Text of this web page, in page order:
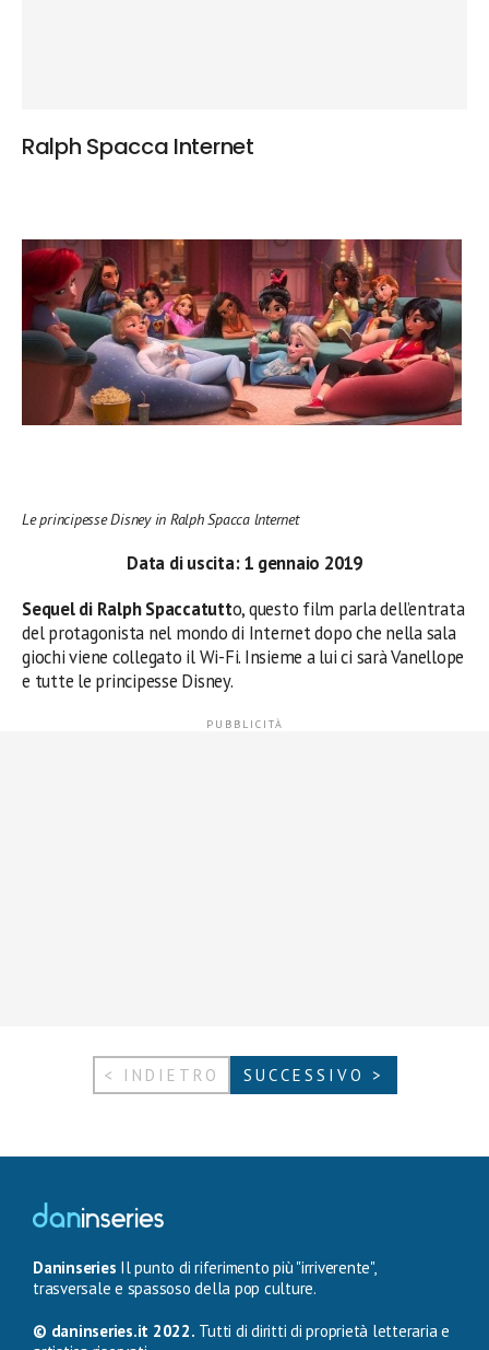
Ralph Spacca Internet
Le principesse Disney in Ralph Spacca lnternet
Data di uscita: 1 gennaio 2019
Sequel di Ralph Spaccatutto, questo film parla dell’entrata
del protagonista nel mondo di Internet dopo che nella sala
giochi viene collegato il Wi-Fi. Insieme a lui ci sarà Vanellope
e tutte le principesse Disney.
< INDIETRO SUCCESSIVO >
Daninseries Il punto di riferimento più "irriverente",
trasversale e spassoso della pop culture.
© daninseries.it 2022. Tutti di diritti di proprietà letteraria e